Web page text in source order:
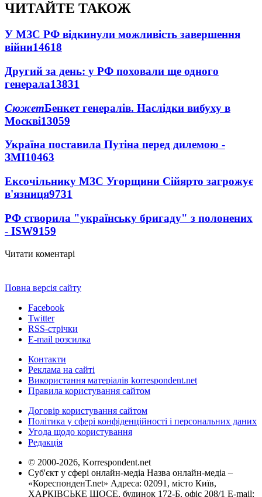
ЧИТАЙТЕ ТАКОЖ
У МЗС РФ відкинули можливість завершення
війни14618
Другий за день: у РФ поховали ще одного
генерала13831
СюжетБенкет генералів. Наслідки вибуху в
Москві13059
Україна поставила Путіна перед дилемою -
ЗМІ10463
Ексочільнику МЗС Угорщини Сійярто загрожує
в'язниця9731
РФ створила "українську бригаду" з полонених
- ISW9159
Читати коментарі
Повна версія сайту
Facebook
Twitter
RSS-стрічки
E-mail розсилка
Контакти
Реклама на сайті
Використання матеріалів korrespondent.net
Правила користування сайтом
Договір користування сайтом
Політика у сфері конфіденційності і персональних даних
Угода щодо користування
Редакція
© 2000-2026, Korrespondent.net
Суб'єкт у сфері онлайн-медіа Назва онлайн-медіа –
«КореспонденТ.net» Адреса: 02091, місто Київ,
ХАРКІВСЬКЕ ШОСЕ, будинок 172-Б, офіс 208/1 E-mail: